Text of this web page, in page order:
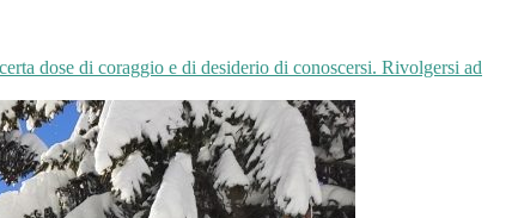
dose di coraggio e di desiderio di conoscersi. Rivolgersi ad